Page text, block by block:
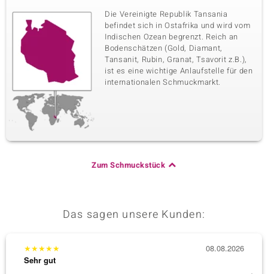
Kambodscha
Die Vereinigte Republik Tansania
befindet sich in Ostafrika und wird vom
Indischen Ozean begrenzt. Reich an
Bodenschätzen (Gold, Diamant,
Tansanit, Rubin, Granat, Tsavorit z.B.),
ist es eine wichtige Anlaufstelle für den
internationalen Schmuckmarkt.
Zum Schmuckstück
Das sagen unsere Kunden:
★★★★★
Sehr gut
08.08.2026